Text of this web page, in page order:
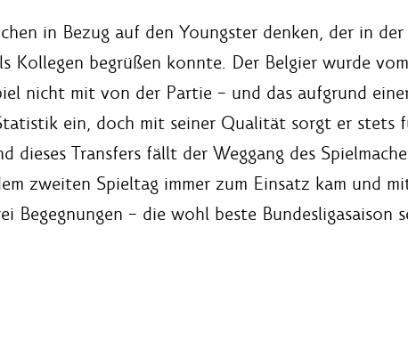
in Bezug auf den Youngster denken, der in
begrüßen konnte. Der Belgier wurde
nicht mit von der Partie – und das aufgrund
ein, doch mit seiner Qualität sorgt er stets
Transfers fällt der Weggang des
zweiten Spieltag immer zum Einsatz kam und
– die wohl beste Bundesligasaison